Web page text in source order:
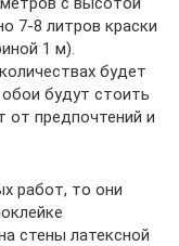
7-8 литров краски
1 м).
будет
будут стоить
от предпочтений и
работ, то они
стены латексной